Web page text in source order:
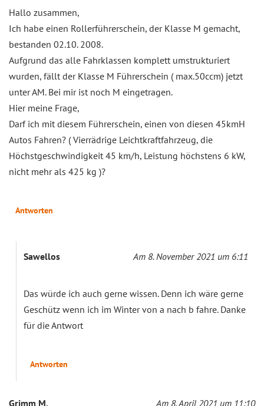
Hallo zusammen,
Ich habe einen Rollerführerschein, der Klasse M gemacht,
bestanden 02.10. 2008.
Aufgrund das alle Fahrklassen komplett umstrukturiert
wurden, fällt der Klasse M Führerschein ( max.50ccm) jetzt
unter AM. Bei mir ist noch M eingetragen.
Hier meine Frage,
Darf ich mit diesem Führerschein, einen von diesen 45kmH
Autos Fahren? ( Vierrädrige Leichtkraftfahrzeug, die
Höchstgeschwindigkeit 45 km/h, Leistung höchstens 6 kW,
nicht mehr als 425 kg )?
Antworten
Sawellos Am 8. November 2021 um 6:11
Das würde ich auch gerne wissen. Denn ich wäre gerne
Geschütz wenn ich im Winter von a nach b fahre. Danke
für die Antwort
Antworten
Grimm M. Am 8. April 2021 um 11:10